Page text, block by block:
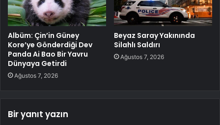
Albüm: Çin’in Güney
Kore’ye Gönderdiği Dev
Panda Ai Bao Bir Yavru
Dünyaya Getirdi
Ağustos 7, 2026
Beyaz Saray Yakınında
Silahlı Saldırı
Ağustos 7, 2026
Bir yanıt yazın